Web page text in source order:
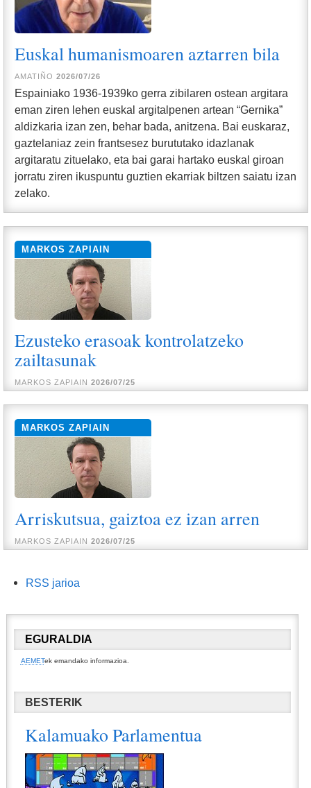
Euskal humanismoaren aztarren bila
AMATIÑO 2026/07/26
Espainiako 1936-1939ko gerra zibilaren ostean argitara
eman ziren lehen euskal argitalpenen artean “Gernika”
aldizkaria izan zen, behar bada, anitzena. Bai euskaraz,
gaztelaniaz zein frantsesez burututako idazlanak
argitaratu zituelako, eta bai garai hartako euskal giroan
jorratu ziren ikuspuntu guztien ekarriak biltzen saiatu izan
zelako.
MARKOS ZAPIAIN
Ezusteko erasoak kontrolatzeko
zailtasunak
MARKOS ZAPIAIN 2026/07/25
MARKOS ZAPIAIN
Arriskutsua, gaiztoa ez izan arren
MARKOS ZAPIAIN 2026/07/25
akzioakRSS jarioa
EGURALDIA
AEMETek emandako informazioa.
BESTERIK
Kalamuako Parlamentua